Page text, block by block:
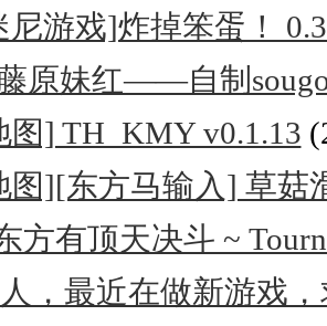
尼游戏]炸掉笨蛋！
原妹红——自制
图] TH_KMY v0.1.13
图][东方马输入] 草菇
方有顶天决斗 ~
，最近在做新游戏